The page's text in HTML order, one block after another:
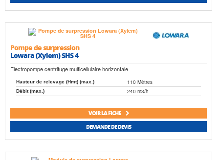
Pompe de surpression
Lowara (Xylem) SHS 4
Electropompe centrifuge multicellulaire horizontale
Hauteur de relevage (Hmt) (max.) 110 Mètres
Débit (max.) 240 m3/h
VOIR LA FICHE
DEMANDE DE DEVIS